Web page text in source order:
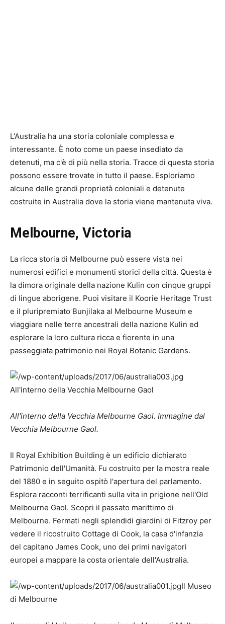
L'Australia ha una storia coloniale complessa e
interessante. È noto come un paese insediato da
detenuti, ma c'è di più nella storia. Tracce di questa storia
possono essere trovate in tutto il paese. Esploriamo
alcune delle grandi proprietà coloniali e detenute
costruite in Australia dove la storia viene mantenuta viva.
Melbourne, Victoria
La ricca storia di Melbourne può essere vista nei
numerosi edifici e monumenti storici della città. Questa è
la dimora originale della nazione Kulin con cinque gruppi
di lingue aborigene. Puoi visitare il Koorie Heritage Trust
e il pluripremiato Bunjilaka al Melbourne Museum e
viaggiare nelle terre ancestrali della nazione Kulin ed
esplorare la loro cultura ricca e fiorente in una
passeggiata patrimonio nei Royal Botanic Gardens.
All'interno della Vecchia Melbourne Gaol. Immagine dal
Vecchia Melbourne Gaol.
Il Royal Exhibition Building è un edificio dichiarato
Patrimonio dell'Umanità. Fu costruito per la mostra reale
del 1880 e in seguito ospitò l'apertura del parlamento.
Esplora racconti terrificanti sulla vita in prigione nell'Old
Melbourne Gaol. Scopri il passato marittimo di
Melbourne. Fermati negli splendidi giardini di Fitzroy per
vedere il ricostruito Cottage di Cook, la casa d'infanzia
del capitano James Cook, uno dei primi navigatori
europei a mappare la costa orientale dell'Australia.